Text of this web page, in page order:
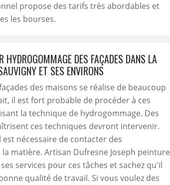
propose des tarifs très abordables et
les bourses.
HYDROGOMMAGE DES FAÇADES DANS LA
ET SES ENVIRONS
des maisons se réalise de beaucoup
il est fort probable de procéder à ces
la technique de hydrogommage. Des
ces techniques devront intervenir.
nécessaire de contacter des
matière. Artisan Dufresne Joseph peinture
services pour ces tâches et sachez qu'il
qualité de travail. Si vous voulez des